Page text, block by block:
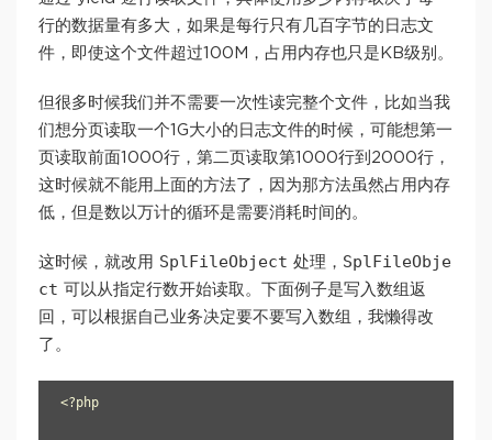
行的数据量有多大，如果是每行只有几百字节的日志文
件，即使这个文件超过100M，占用内存也只是KB级别。
但很多时候我们并不需要一次性读完整个文件，比如当我
们想分页读取一个1G大小的日志文件的时候，可能想第一
页读取前面1000行，第二页读取第1000行到2000行，
这时候就不能用上面的方法了，因为那方法虽然占用内存
低，但是数以万计的循环是需要消耗时间的。
这时候，就改用 SplFileObject 处理， SplFileObje
ct 可以从指定行数开始读取。下面例子是写入数组返
回，可以根据自己业务决定要不要写入数组，我懒得改
了。
<?php